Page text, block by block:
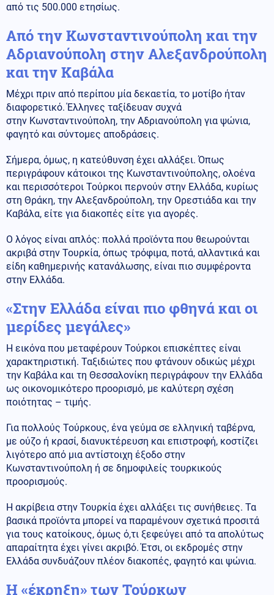
από τις 500.000 ετησίως.
Από την Κωνσταντινούπολη και την
Αδριανούπολη στην Αλεξανδρούπολη
και την Καβάλα
Μέχρι πριν από περίπου μία δεκαετία, το μοτίβο ήταν
διαφορετικό. Έλληνες ταξίδευαν συχνά
στην Κωνσταντινούπολη, την Αδριανούπολη για ψώνια,
φαγητό και σύντομες αποδράσεις.
Σήμερα, όμως, η κατεύθυνση έχει αλλάξει. Όπως
περιγράφουν κάτοικοι της Κωνσταντινούπολης, ολοένα
και περισσότεροι Τούρκοι περνούν στην Ελλάδα, κυρίως
στη Θράκη, την Αλεξανδρούπολη, την Ορεστιάδα και την
Καβάλα, είτε για διακοπές είτε για αγορές.
Ο λόγος είναι απλός: πολλά προϊόντα που θεωρούνται
ακριβά στην Τουρκία, όπως τρόφιμα, ποτά, αλλαντικά και
είδη καθημερινής κατανάλωσης, είναι πιο συμφέροντα
στην Ελλάδα.
«Στην Ελλάδα είναι πιο φθηνά και οι
μερίδες μεγάλες»
Η εικόνα που μεταφέρουν Τούρκοι επισκέπτες είναι
χαρακτηριστική. Ταξιδιώτες που φτάνουν οδικώς μέχρι
την Καβάλα και τη Θεσσαλονίκη περιγράφουν την Ελλάδα
ως οικονομικότερο προορισμό, με καλύτερη σχέση
ποιότητας – τιμής.
Για πολλούς Τούρκους, ένα γεύμα σε ελληνική ταβέρνα,
με ούζο ή κρασί, διανυκτέρευση και επιστροφή, κοστίζει
λιγότερο από μια αντίστοιχη έξοδο στην
Κωνσταντινούπολη ή σε δημοφιλείς τουρκικούς
προορισμούς.
Η ακρίβεια στην Τουρκία έχει αλλάξει τις συνήθειες. Τα
βασικά προϊόντα μπορεί να παραμένουν σχετικά προσιτά
για τους κατοίκους, όμως ό,τι ξεφεύγει από τα απολύτως
απαραίτητα έχει γίνει ακριβό. Έτσι, οι εκδρομές στην
Ελλάδα συνδυάζουν πλέον διακοπές, φαγητό και ψώνια.
Η «έκρηξη» των Τούρκων